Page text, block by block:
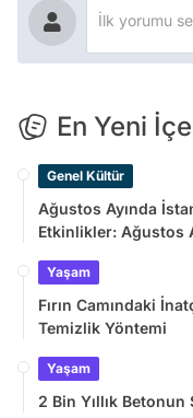
En Yeni
Genel Kültür
Ağustos Ayında
Etkinlikler: Ağustos
Yaşam
Fırın Camındaki
Temizlik Yöntemi
Yaşam
2 Bin Yıllık Betonun